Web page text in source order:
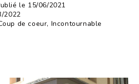
le 15/06/2021
2022
de coeur, Incontournable